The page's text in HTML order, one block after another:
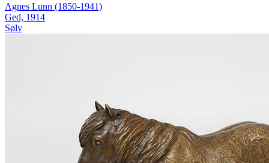
Agnes Lunn (1850-1941)
Ged, 1914
Sølv